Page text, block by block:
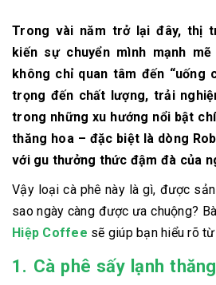
Trong vài năm trở lại đây, thị
kiến sự chuyển mình mạnh
không chỉ quan tâm đến “uống
trọng đến chất lượng, trải
trong những xu hướng nổi bật
thăng hoa – đặc biệt là dòng
với gu thưởng thức đậm đà của
Vậy loại cà phê này là gì, được
sao ngày càng được ưa chuộng?
Hiệp Coffee sẽ giúp bạn hiểu rõ
1. Cà phê sấy lạnh